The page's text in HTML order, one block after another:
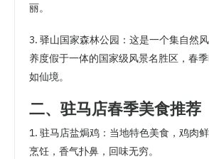
丽。
3. 驿山国家森林公园：这是一个集自然
养度假于一体的国家级风景名胜区，春
如仙境。
二、驻马店春季美食推荐
1. 驻马店盐焗鸡：当地特色美食，鸡肉
烹饪，香气扑鼻，回味无穷。